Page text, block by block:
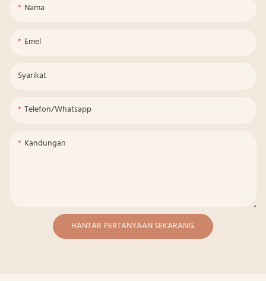
Nama
Emel
Syarikat
Telefon/whatsapp
Kandungan
HANTAR PERTANYAAN SEKARANG.